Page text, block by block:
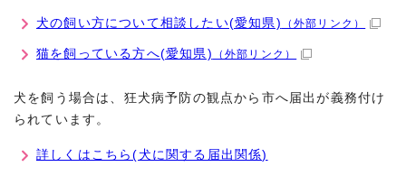
犬の飼い方について相談したい(愛知県) （外部リンク）
猫を飼っている方へ(愛知県) （外部リンク）
犬を飼う場合は、狂犬病予防の観点から市へ届出が義務付け
られています。
詳しくはこちら(犬に関する届出関係)